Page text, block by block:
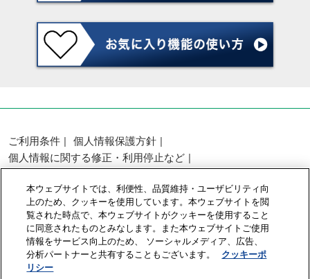
ご利用条件
個人情報保護方針
個人情報に関する修正・利用停止など
展示会・セミナー参加ポリシー
カスタマーハラスメントに対する基本方針
クッキーポリシー
クッキーの設定
Copyright © RX Japan GK
本ウェブサイトでは、利便性、品質維持・ユーザビリティ向
上のため、クッキーを使用しています。本ウェブサイトを閲
覧された時点で、本ウェブサイトがクッキーを使用すること
に同意されたものとみなします。また本ウェブサイトご使用
情報をサービス向上のため、 ソーシャルメディア、広告、
分析パートナーと共有することもございます。
クッキーポ
リシー